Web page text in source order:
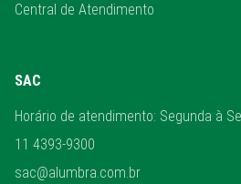
Central de Atendimento
SAC
Horário de atendimento: Segunda à
11 4393-9300
sac@alumbra.com.br